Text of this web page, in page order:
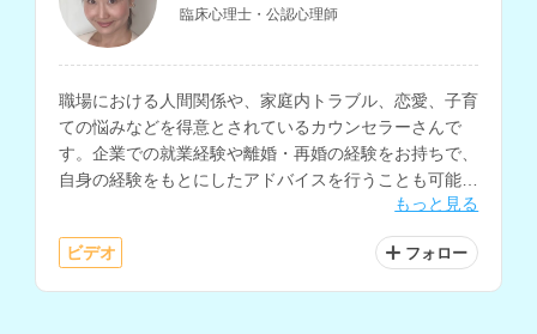
臨床心理士・公認心理師
職場における人間関係や、家庭内トラブル、恋愛、子育
ての悩みなどを得意とされているカウンセラーさんで
す。企業での就業経験や離婚・再婚の経験をお持ちで、
自身の経験をもとにしたアドバイスを行うことも可能で
もっと見る
ビデオ フォロー